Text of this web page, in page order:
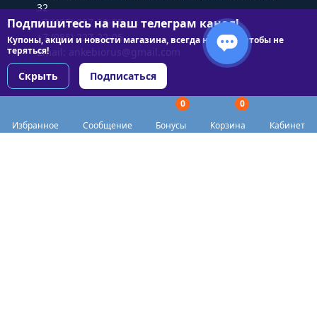
Избранное Сообщение
0
Бонусы
0
Корзина
Кабинет
32
+7 (495) 227-22-05
+7 (985) 227-22-05
Email: ankebiorus@gmail.com
Подпишитесь на наш телеграм канал!
Купоны, акции и новости магазина, всегда на связи чтобы не
теряться!
Скрыть Подписаться